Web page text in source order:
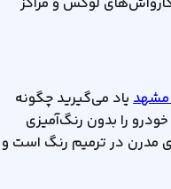
مشهد یاد می‌گیرید چگونه
را بدون رنگ‌آمیزی
مدرن در ترمیم رنگ است و